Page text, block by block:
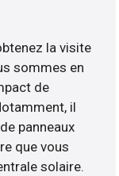
la visite
sommes en
de
il
panneaux
que vous
solaire.